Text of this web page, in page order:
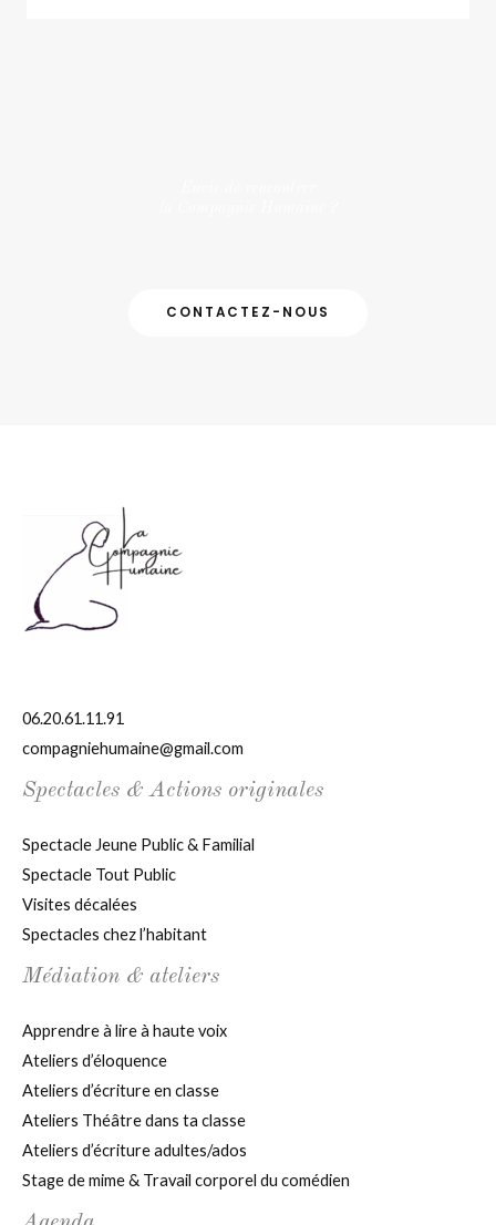
CONTACTEZ-NOUS
06.20.61.11.91
compagniehumaine@gmail.com
Spectacles & Actions originales
Spectacle Jeune Public & Familial
Spectacle Tout Public
Visites décalées
Spectacles chez l’habitant
Médiation & ateliers
Apprendre à lire à haute voix
Ateliers d’éloquence
Ateliers d’écriture en classe
Ateliers Théâtre dans ta classe
Ateliers d’écriture adultes/ados
Stage de mime & Travail corporel du comédien